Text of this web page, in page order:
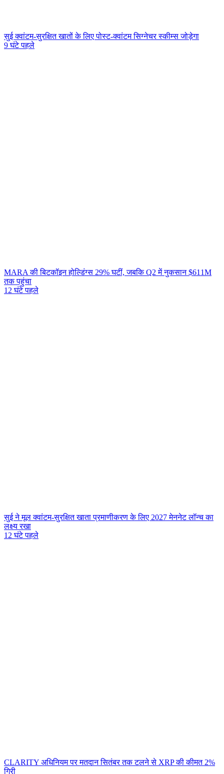
सुई क्वांटम-सुरक्षित खातों के लिए पोस्ट-क्वांटम सिग्नेचर स्कीम्स जोड़ेगा
9 घंटे पहले
MARA की बिटकॉइन होल्डिंग्स 29% घटीं, जबकि Q2 में नुकसान $611M
तक पहुंचा
12 घंटे पहले
सुई ने मूल क्वांटम-सुरक्षित खाता प्रमाणीकरण के लिए 2027 मेननेट लॉन्च का
लक्ष्य रखा
12 घंटे पहले
CLARITY अधिनियम पर मतदान सितंबर तक टलने से XRP की कीमत 2%
गिरी